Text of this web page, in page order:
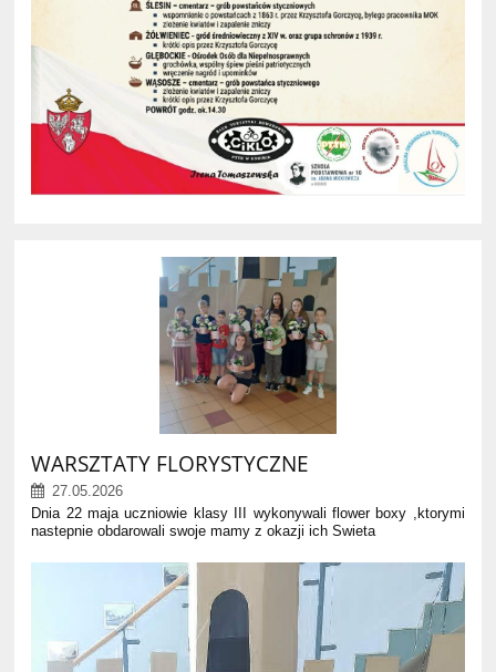
WARSZTATY FLORYSTYCZNE
27.05.2026
Dnia 22 maja uczniowie klasy III wykonywali flower boxy ,ktorymi
nastepnie obdarowali swoje mamy z okazji ich Swieta